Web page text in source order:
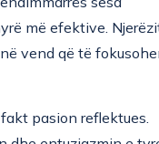
sesa
më efektive. Njerëzit
vend që të fokusohen
pasion reflektues.